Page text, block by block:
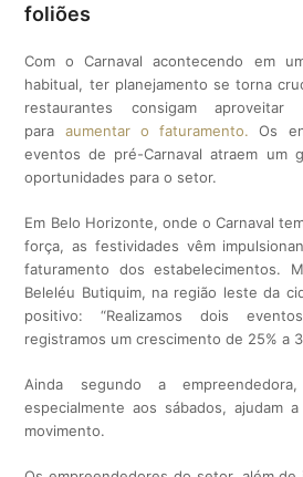
foliões
Com o Carnaval acontecendo em
habitual, ter planejamento se torna
restaurantes consigam
para aumentar o faturamento. Os
eventos de pré-Carnaval atraem um
oportunidades para o setor.
Em Belo Horizonte, onde o Carnaval
força, as festividades vêm
faturamento dos estabelecimentos.
Beleléu Butiquim, na região leste da
positivo: “Realizamos dois
registramos um crescimento de 25% a
Ainda segundo a
especialmente aos sábados, ajudam
movimento.